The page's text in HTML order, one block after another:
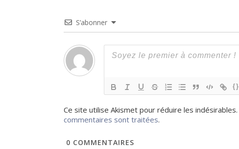
S’abonner
{}
Ce site utilise Akismet pour réduire les indésirables.
commentaires sont traitées.
0 COMMENTAIRES